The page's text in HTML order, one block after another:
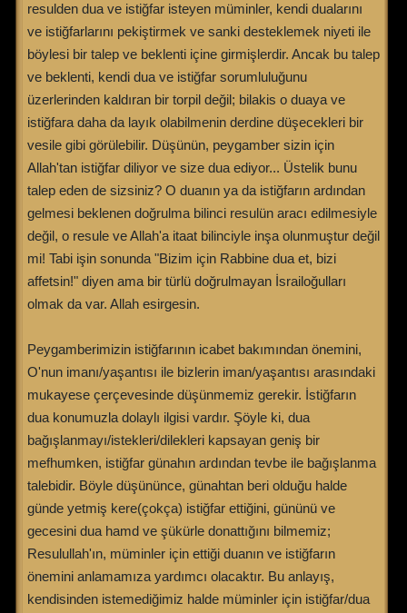
resulden dua ve istiğfar isteyen müminler, kendi dualarını
ve istiğfarlarını pekiştirmek ve sanki desteklemek niyeti ile
böylesi bir talep ve beklenti içine girmişlerdir. Ancak bu talep
ve beklenti, kendi dua ve istiğfar sorumluluğunu
üzerlerinden kaldıran bir torpil değil; bilakis o duaya ve
istiğfara daha da layık olabilmenin derdine düşecekleri bir
vesile gibi görülebilir. Düşünün, peygamber sizin için
Allah'tan istiğfar diliyor ve size dua ediyor... Üstelik bunu
talep eden de sizsiniz? O duanın ya da istiğfarın ardından
gelmesi beklenen doğrulma bilinci resulün aracı edilmesiyle
değil, o resule ve Allah'a itaat bilinciyle inşa olunmuştur değil
mi! Tabi işin sonunda "Bizim için Rabbine dua et, bizi
affetsin!" diyen ama bir türlü doğrulmayan İsrailoğulları
olmak da var. Allah esirgesin.
Peygamberimizin istiğfarının icabet bakımından önemini,
O'nun imanı/yaşantısı ile bizlerin iman/yaşantısı arasındaki
mukayese çerçevesinde düşünmemiz gerekir. İstiğfarın
dua konumuzla dolaylı ilgisi vardır. Şöyle ki, dua
bağışlanmayı/istekleri/dilekleri kapsayan geniş bir
mefhumken, istiğfar günahın ardından tevbe ile bağışlanma
talebidir. Böyle düşününce, günahtan beri olduğu halde
günde yetmiş kere(çokça) istiğfar ettiğini, gününü ve
gecesini dua hamd ve şükürle donattığını bilmemiz;
Resulullah'ın, müminler için ettiği duanın ve istiğfarın
önemini anlamamıza yardımcı olacaktır. Bu anlayış,
kendisinden istemediğimiz halde müminler için istiğfar/dua